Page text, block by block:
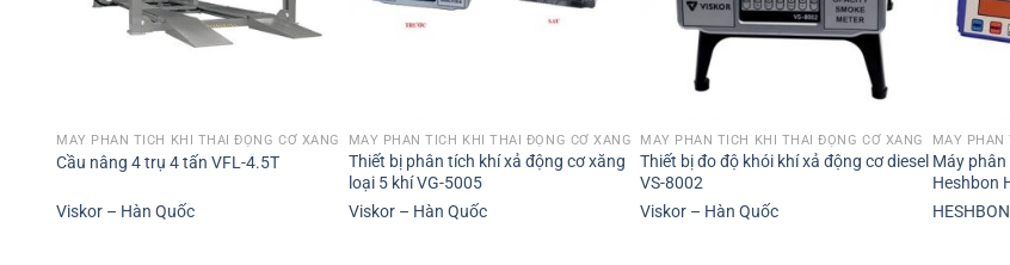
MÁY PHÂN TÍCH KHÍ THẢI ĐỘNG CƠ XĂNG
Cầu nâng 4 trụ 4 tấn VFL-4.5T
Viskor – Hàn Quốc
MÁY PHÂN TÍCH KHÍ THẢI ĐỘNG CƠ XĂNG
Thiết bị phân tích khí xả động cơ xăng
loại 5 khí VG-5005
Viskor – Hàn Quốc
MÁY PHÂN TÍCH KHÍ THẢI ĐỘNG CƠ XĂNG
Thiết bị đo độ khói khí xả động cơ diesel
VS-8002
Viskor – Hàn Quốc
MÁY PHÂN
Máy
Heshbon